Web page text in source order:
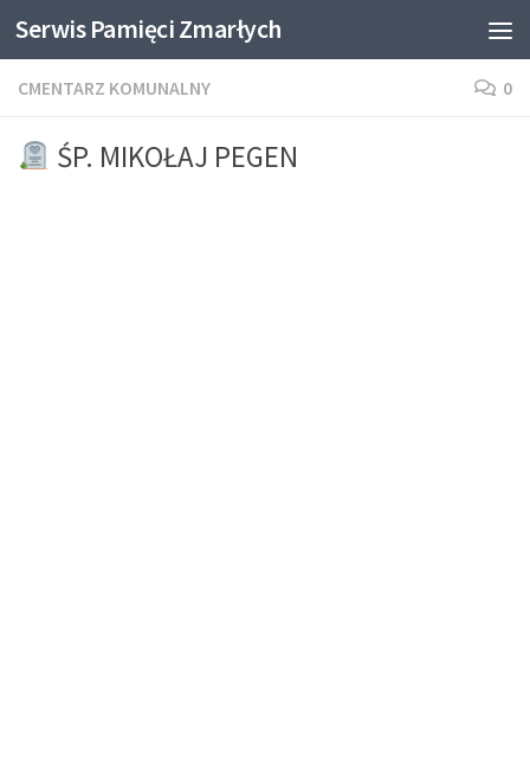
Skip to content
Serwis Pamięci Zmarłych
CMENTARZ KOMUNALNY 0
ŚP. MIKOŁAJ PEGEN